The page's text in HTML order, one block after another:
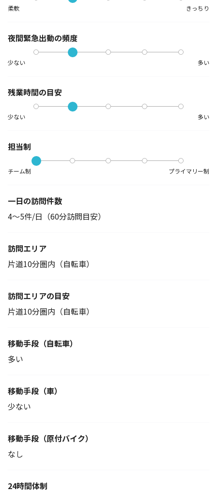
柔軟 きっちり
夜間緊急出動の頻度
少ない 多い
残業時間の目安
少ない 多い
担当制
チーム制 プライマリー制
一日の訪問件数
4～5件/日（60分訪問目安）
訪問エリア
片道10分圏内（自転車）
訪問エリアの目安
片道10分圏内（自転車）
移動手段 （自転車）
多い
移動手段（車）
少ない
移動手段 （原付バイク）
なし
24時間体制